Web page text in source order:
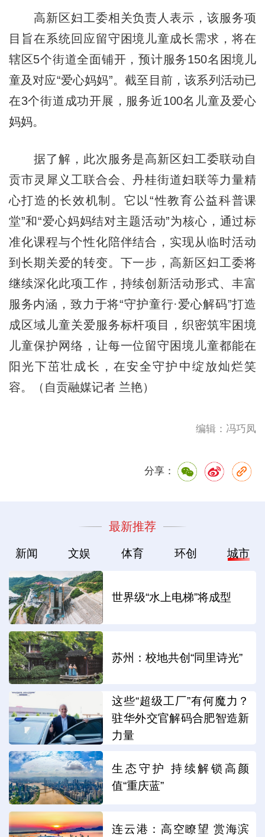
高新区妇工委相关负责人表示，该服务项
目旨在系统回应留守困境儿童成长需求，将在
辖区5个街道全面铺开，预计服务150名困境儿
童及对应“爱心妈妈”。截至目前，该系列活动已
在3个街道成功开展，服务近100名儿童及爱心
妈妈。
据了解，此次服务是高新区妇工委联动自
贡市灵犀义工联合会、丹桂街道妇联等力量精
心打造的长效机制。它以“性教育公益科普课
堂”和“爱心妈妈结对主题活动”为核心，通过标
准化课程与个性化陪伴结合，实现从临时活动
到长期关爱的转变。下一步，高新区妇工委将
继续深化此项工作，持续创新活动形式、丰富
服务内涵，致力于将“守护童行·爱心解码”打造
成区域儿童关爱服务标杆项目，织密筑牢困境
儿童保护网络，让每一位留守困境儿童都能在
阳光下茁壮成长，在安全守护中绽放灿烂笑
容。（自贡融媒记者 兰艳）
编辑：冯巧凤
分享：
最新推荐
新闻 文娱 体育 环创 城市
世界级“水上电梯”将成型
苏州：校地共创“同里诗光”
这些“超级工厂”有何魔力？
驻华外交官解码合肥智造新
力量
生态守护 持续解锁高颜
值“重庆蓝”
连云港：高空瞭望 赏海滨